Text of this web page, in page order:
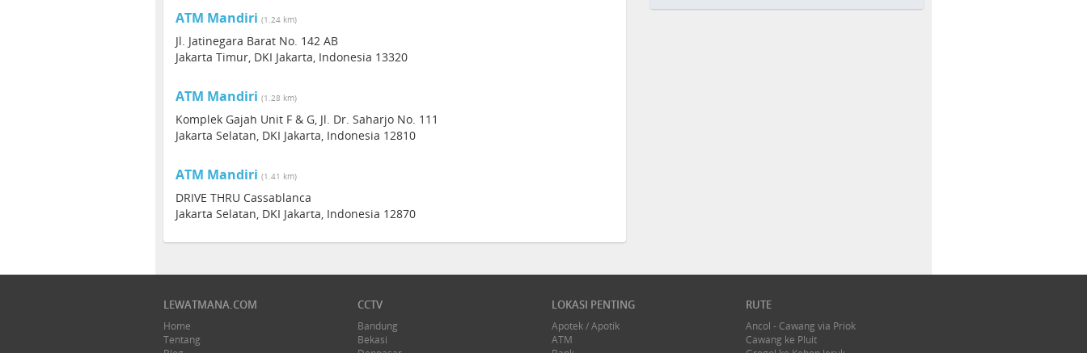
ATM Mandiri (1.24 km)
Jl. Jatinegara Barat No. 142 AB
Jakarta Timur, DKI Jakarta, Indonesia 13320
ATM Mandiri (1.28 km)
Komplek Gajah Unit F & G, Jl. Dr. Saharjo No. 111
Jakarta Selatan, DKI Jakarta, Indonesia 12810
ATM Mandiri (1.41 km)
DRIVE THRU Cassablanca
Jakarta Selatan, DKI Jakarta, Indonesia 12870
LEWATMANA.COM
Home
Tentang
CCTV
Bandung
Bekasi
LOKASI PENTING
Apotek / Apotik
ATM
RUTE
Ancol - Cawang via Priok
Cawang ke Pluit